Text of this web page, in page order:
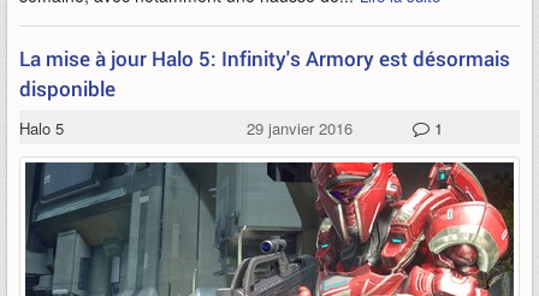
La mise à jour Halo 5: Infinity's Armory est désormais
disponible
Halo 5 29 janvier 2016 1